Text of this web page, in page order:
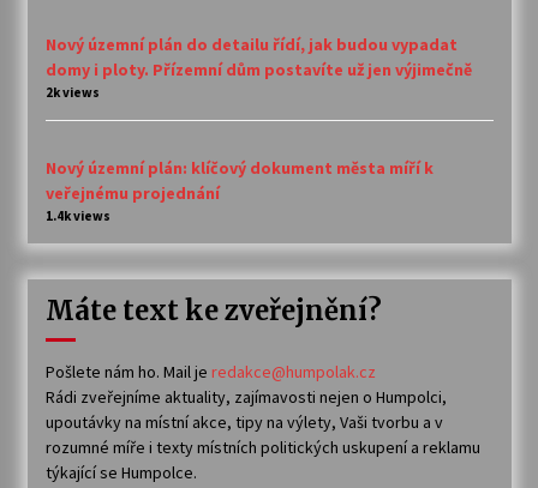
Nový územní plán do detailu řídí, jak budou vypadat
domy i ploty. Přízemní dům postavíte už jen výjimečně
2k views
Nový územní plán: klíčový dokument města míří k
veřejnému projednání
1.4k views
Máte text ke zveřejnění?
Pošlete nám ho. Mail je redakce@humpolak.cz
Rádi zveřejníme aktuality, zajímavosti nejen o Humpolci,
upoutávky na místní akce, tipy na výlety, Vaši tvorbu a v
rozumné míře i texty místních politických uskupení a reklamu
týkající se Humpolce.